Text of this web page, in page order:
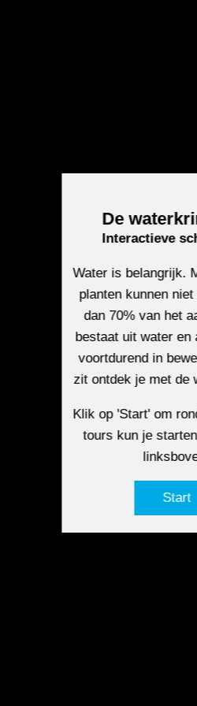
De
Interactieve
Water is belangrijk.
planten kunnen
dan 70% van het
bestaat uit water en
voortdurend in
zit ontdek je met de
Klik op 'Start' om
tours kun je
Start